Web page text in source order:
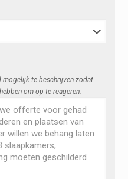
mogelijk te beschrijven zodat
om op te reageren.